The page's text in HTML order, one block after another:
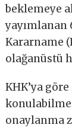
beklemeye
yayımlanan
Kararname
olağanüstü
KHK’ya
onaylanma